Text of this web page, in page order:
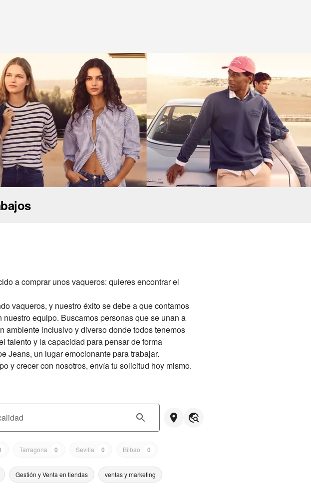
a comprar unos vaqueros: quieres encontrar el
vaqueros, y nuestro éxito se debe a que contamos
equipo. Buscamos personas que se unan a
ambiente inclusivo y diverso donde todos tenemos
talento y la capacidad para pensar de forma
Jeans, un lugar emocionante para trabajar.
y crecer con nosotros, envía tu solicitud hoy mismo.
Tarragona 0 Sevilla 0 Bilbao 0
Gestión y Venta en tiendas ventas y marketing